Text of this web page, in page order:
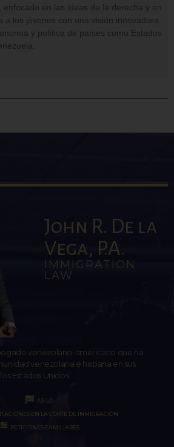
enfocado en las ideas de la derecha y en
a los jóvenes con una visión innovadora
y política de países como Estados
John R. De la
Vega, P.A.
IMMIGRATION
LAW
venezolano-americano que ha
venezolana e hispana en sus
Estados Unidos.
ASILO
EN LA CORTE DE INMIGRACIÓN
PETICIONES FAMILIARES